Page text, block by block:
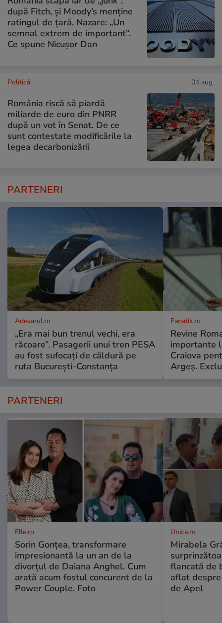
după Fitch, și Moody’s menține
ratingul de țară. Nazare: „Un
semnal extrem de important”.
Ce spune Nicușor Dan
Politică 04 aug.
România riscă să piardă
miliarde de euro din PNRR
după un vot în Senat. De ce
sunt contestate modificările la
legea decarbonizării
PARTENERI
Adevarul.ro
„Era mai bun trenul vechi, era
răcoare”. Pasagerii unui tren PESA
au fost sufocați de căldură pe
ruta București-Constanța
Fanatik.ro
Revine
importante
Craiova
Argeş.
PARTENERI
Elle.ro
Sorin Gonțea, transformare
impresionantă la un an de la
divorțul de Daiana Anghel. Cum
arată acum fostul concurent de la
Power Couple. Foto
Unica.ro
Mirabela
flancată de
aflat
de Apel